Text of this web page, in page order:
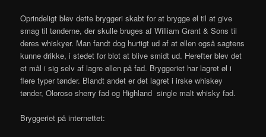
Oprindeligt blev dette bryggeri skabt for at brygge øl til at give
smag til tønderne, der skulle bruges af William Grant & Sons til
deres whiskyer. Man fandt dog hurtigt ud af at øllen også sagtens
kunne drikke, i stedet for blot at blive smidt ud. Herefter blev det
et mål i sig selv af lagre øllen på fad. Bryggeriet har lagret øl i
flere typer tønder. Blandt andet er det lagret i irske whiskey
tønder, Oloroso sherry fad og Highland single malt whisky fad.
Bryggeriet på internettet: